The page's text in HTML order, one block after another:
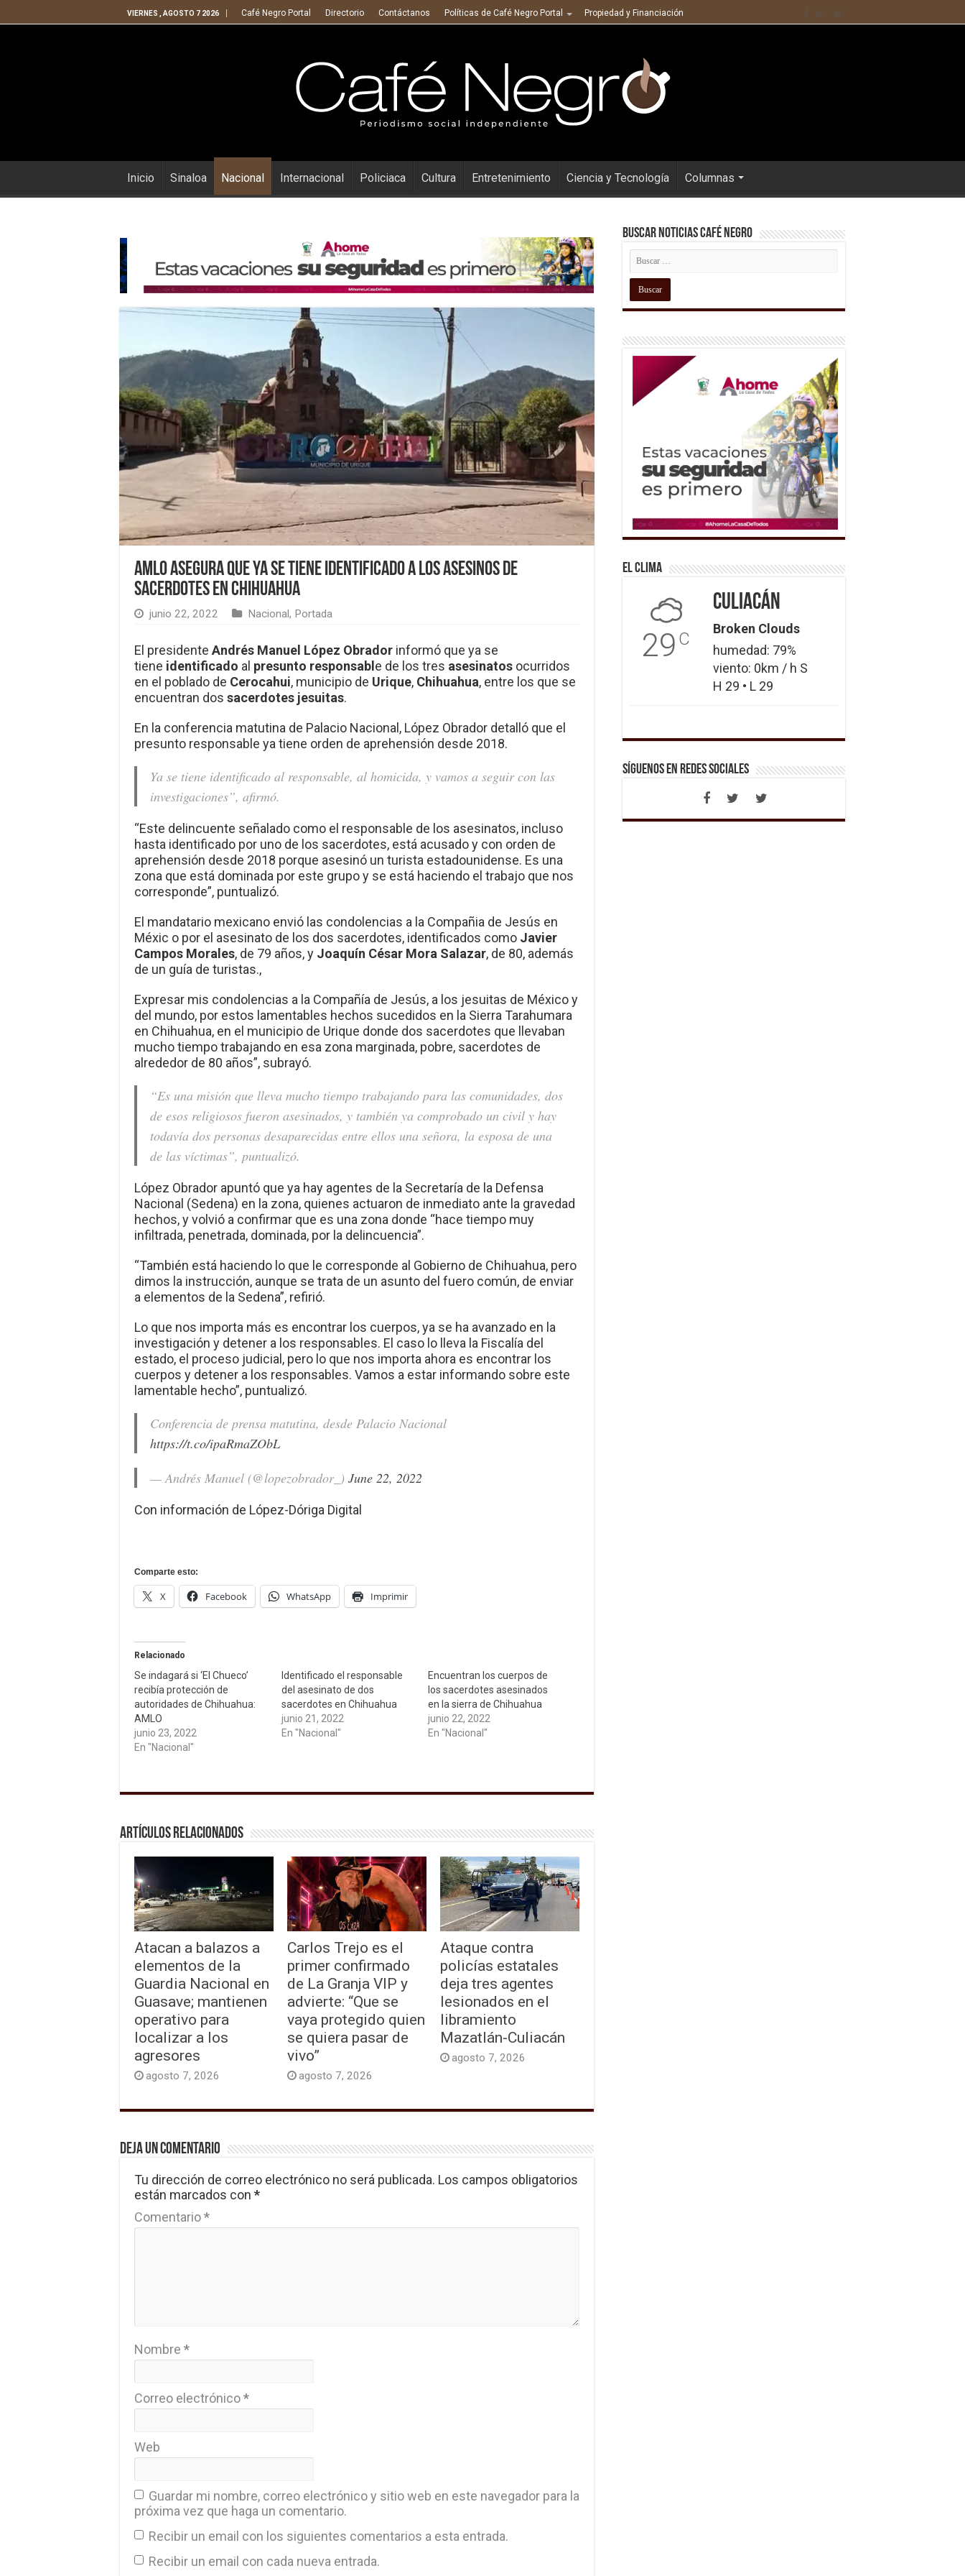
VIERNES , AGOSTO 7 2026 Café Negro Portal Directorio Contáctanos Políticas de Café Negro Portal Propiedad y Financiación
Inicio Sinaloa Nacional Internacional Policiaca Cultura Entretenimiento Ciencia y Tecnología Columnas
AMLO asegura que ya se tiene identificado a los asesinos de
sacerdotes en Chihuahua
junio 22, 2022 Nacional, Portada
El presidente Andrés Manuel López Obrador informó que ya se
tiene identificado al presunto responsabl e de los tres asesinatos ocurridos
en el poblado de Cerocahui, municipio de Urique, Chihuahua, entre los que se
encuentran dos sacerdotes jesuitas.
En la conferencia matutina de Palacio Nacional, López Obrador detalló que el
presunto responsable ya tiene orden de aprehensión desde 2018.
Ya se tiene identificado al responsable, al homicida, y vamos a seguir con las
investigaciones”, afirmó.
“Este delincuente señalado como el responsable de los asesinatos, incluso
hasta identificado por uno de los sacerdotes, está acusado y con orden de
aprehensión desde 2018 porque asesinó un turista estadounidense. Es una
zona que está dominada por este grupo y se está haciendo el trabajo que nos
corresponde”, puntualizó.
El mandatario mexicano envió las condolencias a la Compañia de Jesús en
Méxic o por el asesinato de los dos sacerdotes, identificados como Javier
Campos Morales, de 79 años, y Joaquín César Mora Salazar, de 80, además
de un guía de turistas.,
Expresar mis condolencias a la Compañía de Jesús, a los jesuitas de México y
del mundo, por estos lamentables hechos sucedidos en la Sierra Tarahumara
en Chihuahua, en el municipio de Urique donde dos sacerdotes que llevaban
mucho tiempo trabajando en esa zona marginada, pobre, sacerdotes de
alrededor de 80 años”, subrayó.
“Es una misión que lleva mucho tiempo trabajando para las comunidades, dos
de esos religiosos fueron asesinados, y también ya comprobado un civil y hay
todavía dos personas desaparecidas entre ellos una señora, la esposa de una
de las víctimas”, puntualizó.
López Obrador apuntó que ya hay agentes de la Secretaría de la Defensa
Nacional (Sedena) en la zona, quienes actuaron de inmediato ante la gravedad
hechos, y volvió a confirmar que es una zona donde “hace tiempo muy
infiltrada, penetrada, dominada, por la delincuencia”.
“También está haciendo lo que le corresponde al Gobierno de Chihuahua, pero
dimos la instrucción, aunque se trata de un asunto del fuero común, de enviar
a elementos de la Sedena”, refirió.
Lo que nos importa más es encontrar los cuerpos, ya se ha avanzado en la
investigación y detener a los responsables. El caso lo lleva la Fiscalía del
estado, el proceso judicial, pero lo que nos importa ahora es encontrar los
cuerpos y detener a los responsables. Vamos a estar informando sobre este
lamentable hecho”, puntualizó.
Conferencia de prensa matutina, desde Palacio Nacional
https://t.co/ipaRmaZObL
— Andrés Manuel (@lopezobrador_) June 22, 2022
Con información de López-Dóriga Digital
Comparte esto:
X Facebook WhatsApp Imprimir
Relacionado
Se indagará si ‘El Chueco’
recibía protección de
autoridades de Chihuahua:
AMLO
junio 23, 2022
En "Nacional"
Identificado el responsable
del asesinato de dos
sacerdotes en Chihuahua
junio 21, 2022
En "Nacional"
Encuentran los cuerpos de
los sacerdotes asesinados
en la sierra de Chihuahua
junio 22, 2022
En "Nacional"
Artículos relacionados
Atacan a balazos a
elementos de la
Guardia Nacional en
Guasave; mantienen
operativo para
localizar a los
agresores
agosto 7, 2026
Carlos Trejo es el
primer confirmado
de La Granja VIP y
advierte: “Que se
vaya protegido quien
se quiera pasar de
vivo”
agosto 7, 2026
Ataque contra
policías estatales
deja tres agentes
lesionados en el
libramiento
Mazatlán-Culiacán
agosto 7, 2026
Deja un comentario
Tu dirección de correo electrónico no será publicada. Los campos obligatorios
están marcados con *
Comentario*
Nombre *
Correo electrónico*
Web
Guardar mi nombre, correo electrónico y sitio web en este navegador para la
próxima vez que haga un comentario.
Recibir un email con los siguientes comentarios a esta entrada.
Recibir un email con cada nueva entrada.
Buscar Noticias Café Negro
El Clima
29 C
Culiacán
Broken Clouds
humedad: 79%
viento: 0km / h S
H 29 • L 29
Síguenos en Redes Sociales